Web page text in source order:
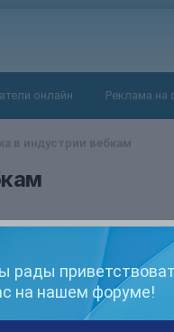
онлайн Реклама на
в индустрии вебкам
вебкам статистика
доступные и
рады
на нашем форуме!